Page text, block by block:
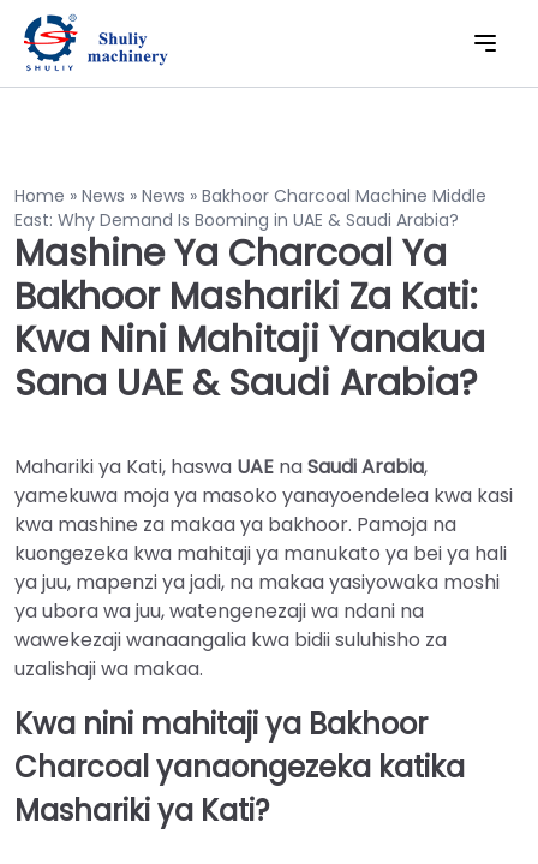
Home » News » News » Bakhoor Charcoal Machine Middle
East: Why Demand Is Booming in UAE & Saudi Arabia?
Mashine Ya Charcoal Ya
Bakhoor Mashariki Za Kati:
Kwa Nini Mahitaji Yanakua
Sana UAE & Saudi Arabia?
Mahariki ya Kati, haswa UAE naSaudi Arabia,
yamekuwa moja ya masoko yanayoendelea kwa kasi
kwa mashine za makaa ya bakhoor. Pamoja na
kuongezeka kwa mahitaji ya manukato ya bei ya hali
ya juu, mapenzi ya jadi, na makaa yasiyowaka moshi
ya ubora wa juu, watengenezaji wa ndani na
wawekezaji wanaangalia kwa bidii suluhisho za
uzalishaji wa makaa.
Kwa nini mahitaji ya Bakhoor
Charcoal yanaongezeka katika
Mashariki ya Kati?